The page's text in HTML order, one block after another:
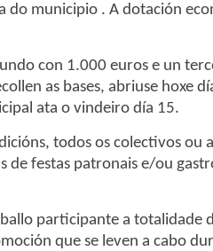
do municipio . A dotación
con 1.000 euros e un
as bases, abriuse hoxe
ata o vindeiro día 15.
todos os colectivos ou
de festas patronais e/ou
participante a totalidade
que se leven a cabo